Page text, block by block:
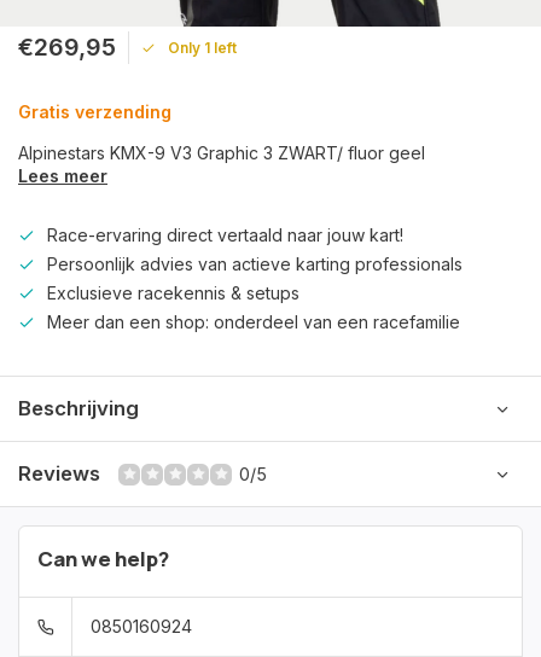
€269,95 Only 1 left
Gratis verzending
Alpinestars KMX-9 V3 Graphic 3 ZWART/ fluor geel
Lees meer
Race-ervaring direct vertaald naar jouw kart!
Persoonlijk advies van actieve karting professionals
Exclusieve racekennis & setups
Meer dan een shop: onderdeel van een racefamilie
Beschrijving
Reviews 0/5
Can we help?
0850160924